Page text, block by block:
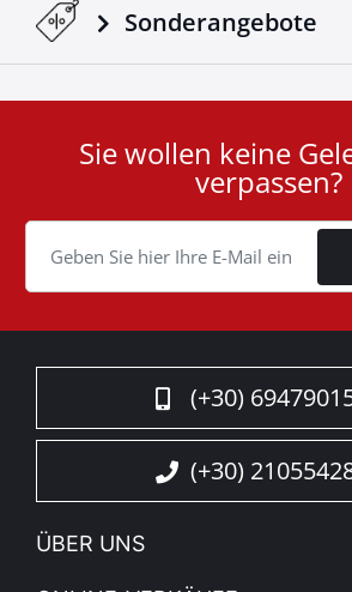
Sonderangebote
Cookie
Sie wollen keine
verpassen?
(+30)
(+30)
ÜBER UNS
Firma